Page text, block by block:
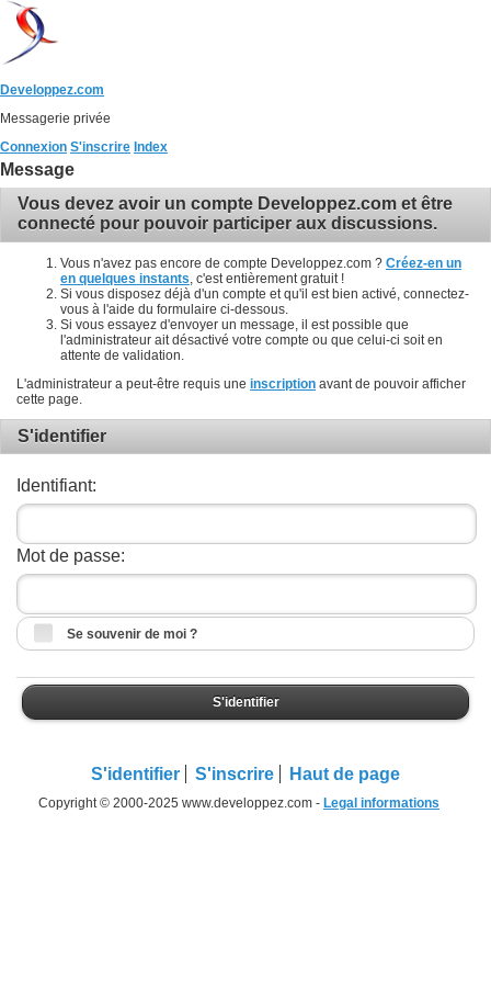
Developpez.com
Messagerie privée
Connexion S'inscrire Index
Message
Vous devez avoir un compte Developpez.com et être
connecté pour pouvoir participer aux discussions.
Vous n'avez pas encore de compte Developpez.com ? Créez-en un
en quelques instants , c'est entièrement gratuit !
Si vous disposez déjà d'un compte et qu'il est bien activé, connectez-
vous à l'aide du formulaire ci-dessous.
Si vous essayez d'envoyer un message, il est possible que
l'administrateur ait désactivé votre compte ou que celui-ci soit en
attente de validation.
L'administrateur a peut-être requis une inscription avant de pouvoir afficher
cette page.
S'identifier
Identifiant:
Mot de passe:
Se souvenir de moi ?
S'identifier
S'identifier S'inscrire Haut de page
Copyright © 2000-2025 www.developpez.com - Legal informations